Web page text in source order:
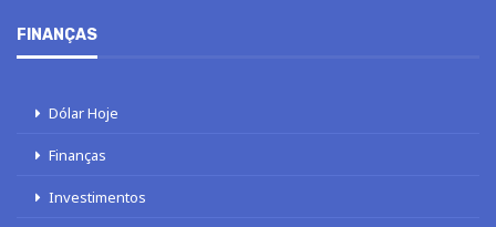
FINANÇAS
Dólar Hoje
Finanças
Investimentos